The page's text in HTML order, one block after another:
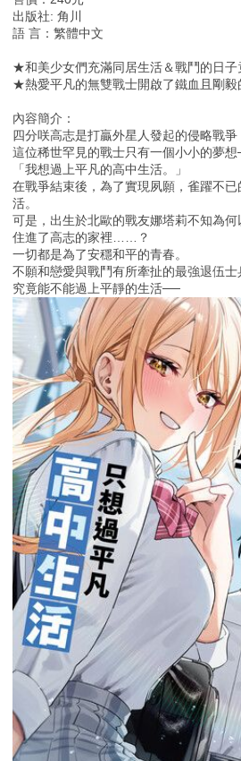
出版社: 角川
語 言：繁體中文
★和美少女們充滿同居生活＆戰鬥的日
★熱愛平凡的無雙戰士開啟了鐵血且剛毅
內容簡介：
四分咲高志是打贏外星人發起的侵略戰爭
這位稀世罕見的戰士只有一個小小的夢
「我想過上平凡的高中生活。」
在戰爭結束後，為了實現夙願，雀躍不
活。
可是，出生於北歐的戰友娜塔莉不知為何
住進了高志的家裡……？
一切都是為了安穩和平的青春。
不願和戀愛與戰鬥有所牽扯的最強退伍士
究竟能不能過上平靜的生活──